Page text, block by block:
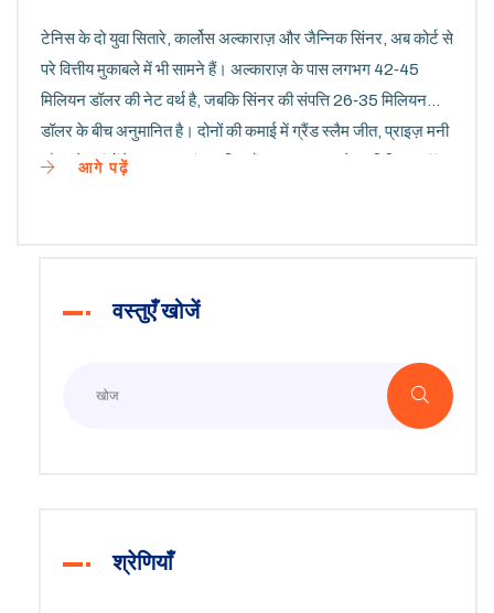
टेनिस के दो युवा सितारे, कार्लोस अल्काराज़ और जैन्निक सिंनर, अब कोर्ट से
परे वित्तीय मुकाबले में भी सामने हैं। अल्काराज़ के पास लगभग 42‑45
मिलियन डॉलर की नेट वर्थ है, जबकि सिंनर की संपत्ति 26‑35 मिलियन
डॉलर के बीच अनुमानित है। दोनों की कमाई में ग्रैंड स्लैम जीत, प्राइज़ मनी
और बड़े ब्रांडों के साथ अनुबंध शामिल हैं। US Open के 5 मिलियन डॉलर
आगे पढ़ें
वस्तुएँ खोजें
श्रेणियाँ